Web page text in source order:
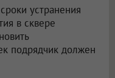
устранения
в сквере
подрядчик должен